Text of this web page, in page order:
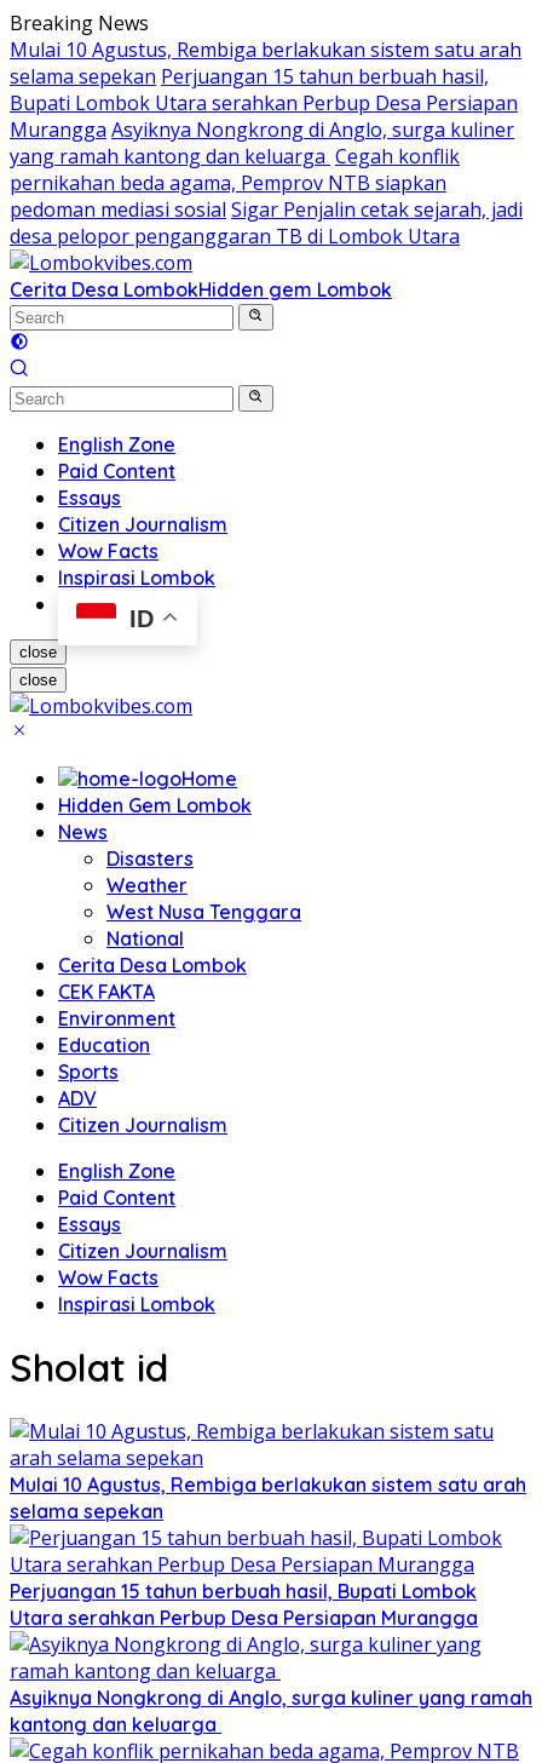
Skip
to
content
Breaking News
Mulai 10 Agustus, Rembiga berlakukan sistem satu arah
selama sepekan Perjuangan 15 tahun berbuah hasil,
Bupati Lombok Utara serahkan Perbup Desa Persiapan
Murangga Asyiknya Nongkrong di Anglo, surga kuliner
yang ramah kantong dan keluarga Cegah konflik
pernikahan beda agama, Pemprov NTB siapkan
pedoman mediasi sosial Sigar Penjalin cetak sejarah, jadi
desa pelopor penganggaran TB di Lombok Utara
Cerita Desa LombokHidden gem Lombok
English Zone
Paid Content
Essays
Citizen Journalism
Wow Facts
Inspirasi Lombok
ID
close
close
Home
Hidden Gem Lombok
News
Disasters
Weather
West Nusa Tenggara
National
Cerita Desa Lombok
CEK FAKTA
Environment
Education
Sports
ADV
Citizen Journalism
English Zone
Paid Content
Essays
Citizen Journalism
Wow Facts
Inspirasi Lombok
Sholat id
Mulai 10 Agustus, Rembiga berlakukan sistem satu arah
selama sepekan
Perjuangan 15 tahun berbuah hasil, Bupati Lombok
Utara serahkan Perbup Desa Persiapan Murangga
Asyiknya Nongkrong di Anglo, surga kuliner yang ramah
kantong dan keluarga